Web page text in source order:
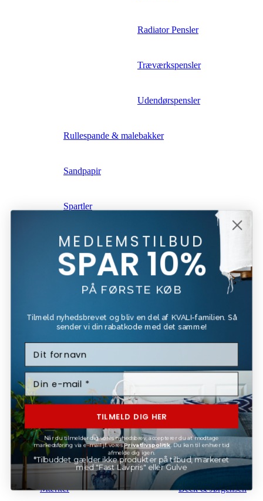
Radiator Pensler
Træværkspensler
Udendørspensler
Rullespande & malebakker
Sandpapir
Spartler
Stiger
Tapet Tilbehør
Rengørings Div. Rengøring
Rengøringstilbehør
Gavekort
Mærker Beck & Jørgensen
MEDLEMSTILBUD
SPAR 10%
PÅ FØRSTE KØB
Tilmeld nyhedsbrevet og bliv en del af KVALI-familien. Så
sender vi din rabatkode med det samme!
TILMELD DIG HER
Når du tilmelder dig vores nyhedsbrev, accepterer du at modtage
markedsføring via e-mail jf. vores Privatlivspolitik. Du kan til enhver tid
afmelde dig igen.
*Tilbuddet gælder ikke produkter på tilbud, markeret
med "Fast Lavpris" eller Gulve